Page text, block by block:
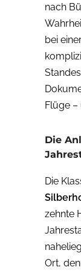
nach
bei
Flüge –
Die
Die
zehnte
Ort,